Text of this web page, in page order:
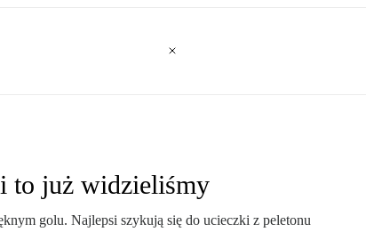
to już widzieliśmy
golu. Najlepsi szykują się do ucieczki z peletonu